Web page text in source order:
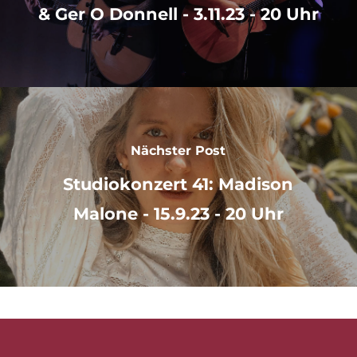
& Ger O Donnell - 3.11.23 - 20 Uhr
Nächster Post
Studiokonzert 41: Madison
Malone - 15.9.23 - 20 Uhr